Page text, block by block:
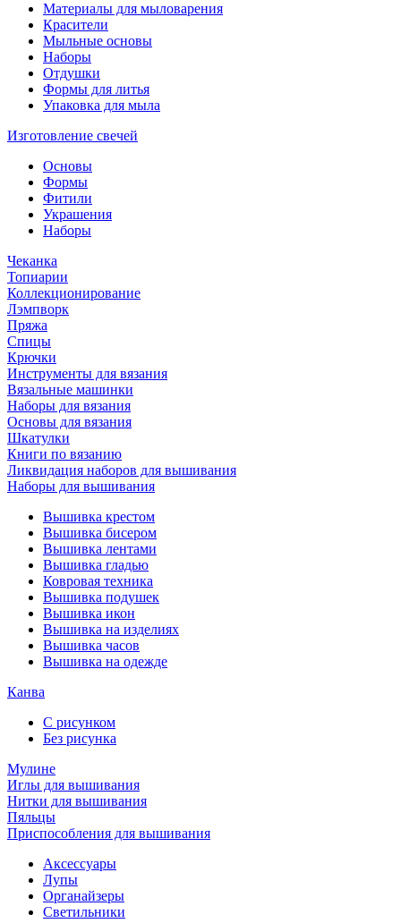
Материалы для мыловарения
Красители
Мыльные основы
Наборы
Отдушки
Формы для литья
Упаковка для мыла
Изготовление свечей
Основы
Формы
Фитили
Украшения
Наборы
Чеканка
Топиарии
Коллекционирование
Лэмпворк
Пряжа
Спицы
Крючки
Инструменты для вязания
Вязальные машинки
Наборы для вязания
Основы для вязания
Шкатулки
Книги по вязанию
Ликвидация наборов для вышивания
Наборы для вышивания
Вышивка крестом
Вышивка бисером
Вышивка лентами
Вышивка гладью
Ковровая техника
Вышивка подушек
Вышивка икон
Вышивка на изделиях
Вышивка часов
Вышивка на одежде
Канва
С рисунком
Без рисунка
Мулине
Иглы для вышивания
Нитки для вышивания
Пяльцы
Приспособления для вышивания
Аксессуары
Лупы
Органайзеры
Светильники